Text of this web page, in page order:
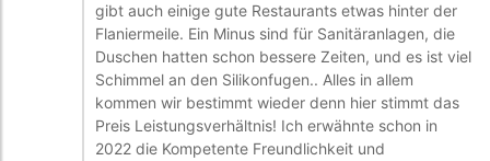
gibt auch einige gute Restaurants etwas hinter der
Flaniermeile. Ein Minus sind für Sanitäranlagen, die
Duschen hatten schon bessere Zeiten, und es ist viel
Schimmel an den Silikonfugen.. Alles in allem
kommen wir bestimmt wieder denn hier stimmt das
Preis Leistungsverhältnis! Ich erwähnte schon in
2022 die Kompetente Freundlichkeit und